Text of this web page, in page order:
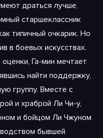
драться лучше,
старшеклассник
типичный очкарик. Но
в боевых искусствах.
Га-мин мечтает
найти поддержку,
группу. Вместе с
и храброй Ли Чи-у,
и бойцом Ли Чжуном
бывшей